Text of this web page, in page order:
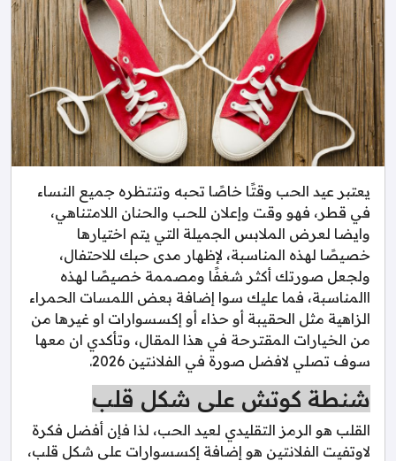
يعتبر عيد الحب وقتًا خاصًا تحبه وتنتظره جميع النساء
في قطر، فهو وقت وإعلان للحب والحنان اللامتناهي،
وايضا لعرض الملابس الجميلة التي يتم اختيارها
خصيصًا لهذه المناسبة، لإظهار مدى حبك للاحتفال،
ولجعل صورتك أكثر شغفًا ومصممة خصيصًا لهذه
االمناسبة، فما عليك سوا إضافة بعض اللمسات الحمراء
الزاهية مثل الحقيبة أو حذاء أو إكسسوارات او غيرها من
من الخيارات المقترحة في هذا المقال، وتأكدي ان معها
سوف تصلي لافضل صورة في الفلانتين 2026.
شنطة كوتش على شكل قلب
القلب هو الرمز التقليدي لعيد الحب، لذا فإن أفضل فكرة
لاوتفيت الفلانتين هو إضافة إكسسوارات على شكل قلب،